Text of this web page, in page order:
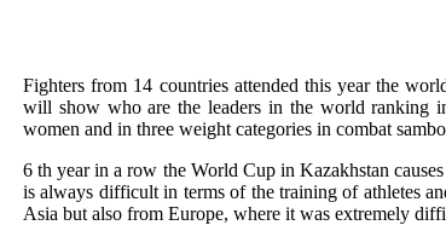
Fighters from 14 countries attended this year the
will show who are the leaders in the world ranking
women and in three weight categories in combat
6 th year in a row the World Cup in Kazakhstan
is always difficult in terms of the training of athletes
Asia but also from Europe, where it was extremely